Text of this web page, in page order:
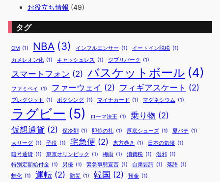
お役立ち情報 (49)
タグ
CM (1) NBA (3) インフルエンサー (1) イートイン脱税 (1)
カメレオン化 (1) キャッシュレス (1) ジブリパーク (1)
スマートフォン (2) バスケットボール (4)
ファミペイ (1) ファーウェイ (2) フィギアスケート (2)
ブレグジット (1) ボクシング (1) マイナカード (1) マグネシウム (1)
ラグビー (5) ローマ法王 (1) 乗り物 (2)
仮想通貨 (2) 保冷剤 (1) 即位の礼 (1) 厚底シューズ (1) 夏バテ (1)
大リーグ (1) 子役 (1) 宅急便 (2) 恵方巻き (1) 日本の気候 (1)
暗号通貨 (1) 東京オリンピック (1) 梅雨 (1) 消費税 (1) 湿邪 (1)
特別定額給付金 (1) 男優 (1) 緊急事態宣言 (1) 自粛要請 (1) 落語 (1)
蛙化 (1) 運転 (2) 防災 (1) 韓国 (2) 預金 (1)